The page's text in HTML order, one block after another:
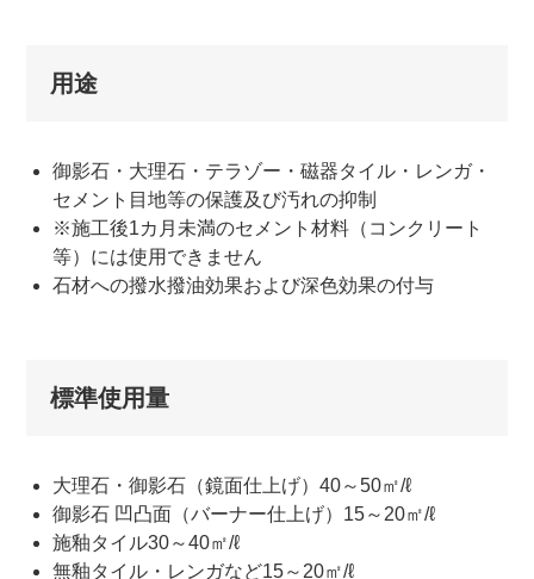
用途
御影石・大理石・テラゾー・磁器タイル・レンガ・
セメント目地等の保護及び汚れの抑制
※施工後1カ月未満のセメント材料（コンクリート
等）には使用できません
石材への撥水撥油効果および深色効果の付与
標準使用量
大理石・御影石（鏡面仕上げ）40～50㎡/ℓ
御影石 凹凸面（バーナー仕上げ）15～20㎡/ℓ
施釉タイル30～40㎡/ℓ
無釉タイル・レンガなど15～20㎡/ℓ